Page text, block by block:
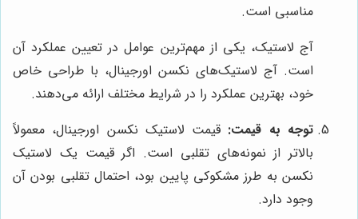
مناسبی است.
آج لاستیک، یکی از مهم‌ترین عوامل در تعیین عملکرد آن
است. آج لاستیک‌های نکسن اورجینال، با طراحی خاص
خود، بهترین عملکرد را در شرایط مختلف ارائه می‌دهند.
توجه به قیمت: قیمت لاستیک نکسن اورجینال، معمولاً
بالاتر از نمونه‌های تقلبی است. اگر قیمت یک لاستیک
نکسن به طرز مشکوکی پایین بود، احتمال تقلبی بودن آن
وجود دارد.